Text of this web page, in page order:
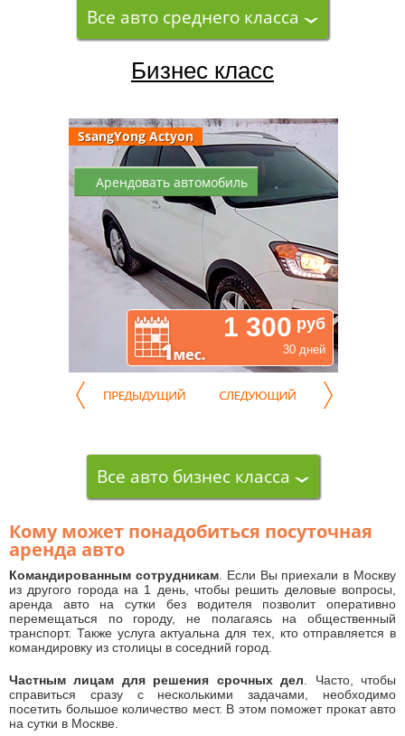
Все авто среднего класса
Бизнес класс
Арендовать автомобиль
1 300 руб
30 дней
SsangYong Actyon
Все авто бизнес класса
Кому может понадобиться посуточная
аренда авто
Командированным сотрудникам. Если Вы приехали в Москву
из другого города на 1 день, чтобы решить деловые вопросы,
аренда авто на сутки без водителя позволит оперативно
перемещаться по городу, не полагаясь на общественный
транспорт. Также услуга актуальна для тех, кто отправляется в
командировку из столицы в соседний город.
Частным лицам для решения срочных дел . Часто, чтобы
справиться сразу с несколькими задачами, необходимо
посетить большое количество мест. В этом поможет прокат авто
на сутки в Москве.